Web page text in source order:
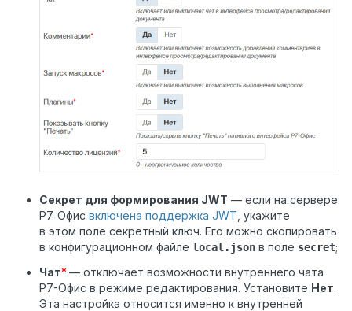
Секрет для формирования JWT — если на сервере
Р7‑Офис включена поддержка JWT , укажите
в этом поле секретный ключ. Его можно скопировать
в конфигурационном файле local.json в поле secret;
Чат* — отключает возможности внутреннего чата
Р7-Офис в режиме редактирования. Установите Нет.
Эта настройка относится именно к внутренней